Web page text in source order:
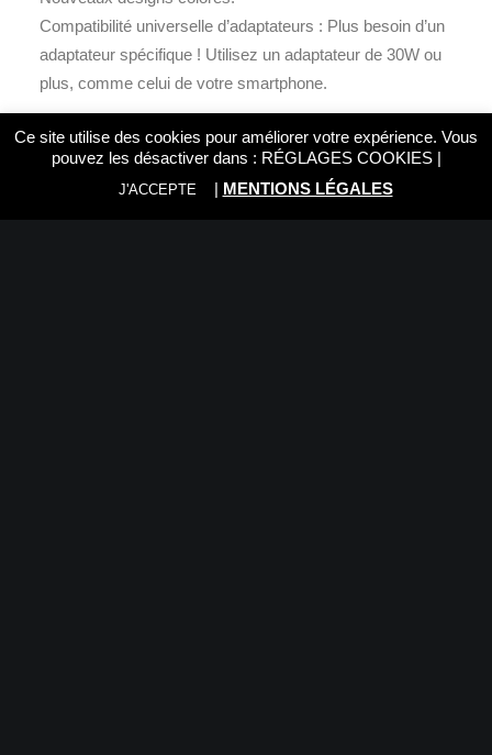
Compatibilité universelle d’adaptateurs : Plus besoin d’un
adaptateur spécifique ! Utilisez un adaptateur de 30W ou
plus, comme celui de votre smartphone.
Les atouts du ProCube2… et bien plus encore !
Le ProCube3 conserve les caractéristiques
Ce site utilise des cookies pour améliorer votre expérience. Vous
pouvez les désactiver dans : RÉGLAGES COOKIES|
J'ACCEPTE | MENTIONS LÉGALES